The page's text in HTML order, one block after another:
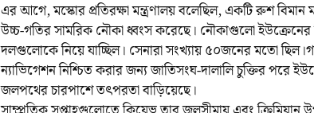
এর আগে, মস্কোর প্রতিরক্ষা মন্ত্রণালয় বলেছিল, একটি রুশ বিমান
উচ্চ-গতির সামরিক নৌকা ধ্বংস করেছে। নৌকাগুলো ইউক্রেনের
দলগুলোকে নিয়ে যাচ্ছিল। সেনারা সংখ্যায় ৫০জনের মতো
ন্যাভিগেশন নিশ্চিত করার জন্য জাতিসংঘ-দালালি চুক্তির পরে
জলপথের চারপাশে তৎপরতা বাড়িয়েছে।